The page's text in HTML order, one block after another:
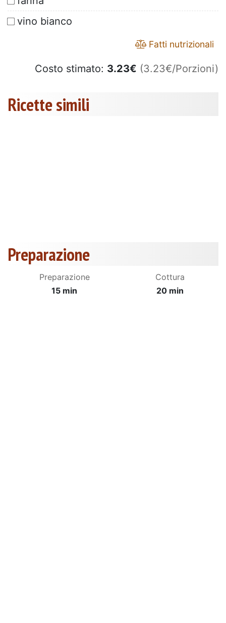
vino bianco
Fatti nutrizionali
Costo stimato: 3.23€ (3.23€/Porzioni)
Ricette simili
Preparazione
Preparazione
15 min
Cottura
20 min